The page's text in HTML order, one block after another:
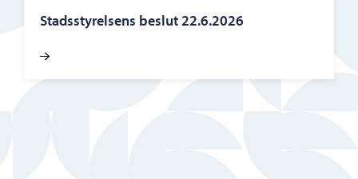
Stadsstyrelsens beslut 22.6.2026